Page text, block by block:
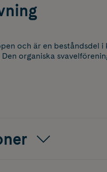
och är en beståndsdel
organiska